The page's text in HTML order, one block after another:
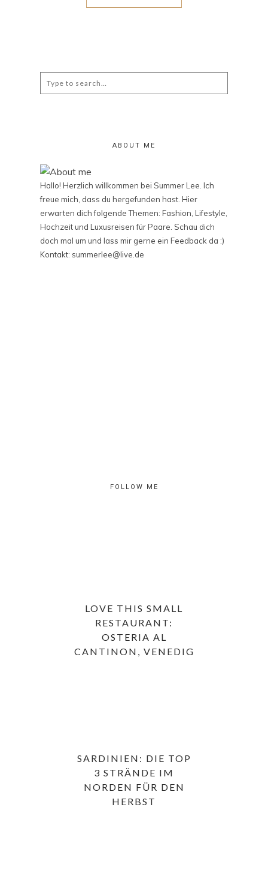
Search
for:
ABOUT ME
Hallo! Herzlich willkommen bei Summer Lee. Ich
freue mich, dass du hergefunden hast. Hier
erwarten dich folgende Themen: Fashion, Lifestyle,
Hochzeit und Luxusreisen für Paare. Schau dich
doch mal um und lass mir gerne ein Feedback da :)
Kontakt: summerlee@live.de
FOLLOW ME
LOVE THIS SMALL
RESTAURANT:
OSTERIA AL
CANTINON, VENEDIG
SARDINIEN: DIE TOP
3 STRÄNDE IM
NORDEN FÜR DEN
HERBST